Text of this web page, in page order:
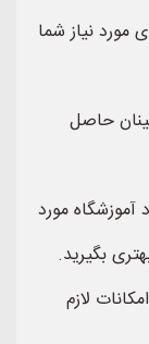
مورد نیاز شما
حاصل
آموزشگاه مورد
بگیرید.
لازم